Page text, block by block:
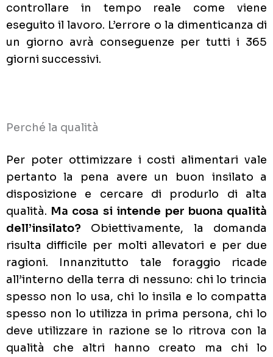
controllare in tempo reale come viene
eseguito il lavoro. L’errore o la dimenticanza di
un giorno avrà conseguenze per tutti i 365
giorni successivi.
Perché la qualità
Per poter ottimizzare i costi alimentari vale
pertanto la pena avere un buon insilato a
disposizione e cercare di produrlo di alta
qualità. Ma cosa si intende per buona qualità
dell’insilato? Obiettivamente, la domanda
risulta difficile per molti allevatori e per due
ragioni. Innanzitutto tale foraggio ricade
all’interno della terra di nessuno: chi lo trincia
spesso non lo usa, chi lo insila e lo compatta
spesso non lo utilizza in prima persona, chi lo
deve utilizzare in razione se lo ritrova con la
qualità che altri hanno creato ma chi lo